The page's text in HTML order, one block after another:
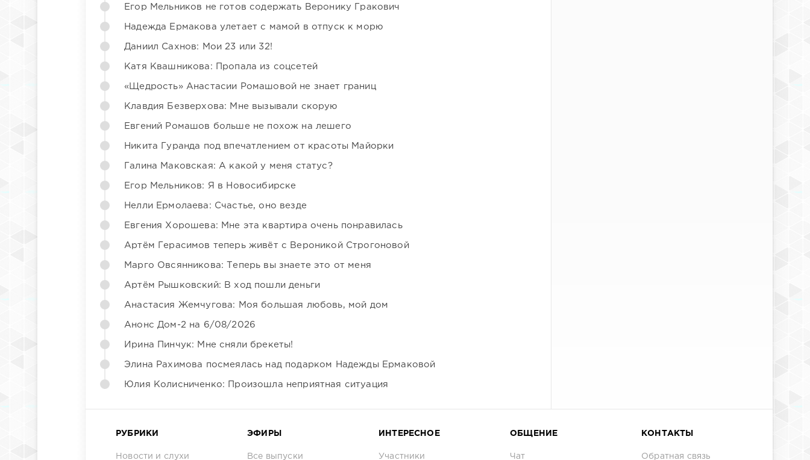
Егор Мельников не готов содержать Веронику Гракович
Надежда Ермакова улетает с мамой в отпуск к морю
Даниил Сахнов: Мои 23 или 32!
Катя Квашникова: Пропала из соцсетей
«Щедрость» Анастасии Ромашовой не знает границ
Клавдия Безверхова: Мне вызывали скорую
Евгений Ромашов больше не похож на лешего
Никита Гуранда под впечатлением от красоты Майорки
Галина Маковская: А какой у меня статус?
Егор Мельников: Я в Новосибирске
Нелли Ермолаева: Счастье, оно везде
Евгения Хорошева: Мне эта квартира очень понравилась
Артём Герасимов теперь живёт с Вероникой Строгоновой
Марго Овсянникова: Теперь вы знаете это от меня
Артём Рышковский: В ход пошли деньги
Анастасия Жемчугова: Моя большая любовь, мой дом
Анонс Дом-2 на 6/08/2026
Ирина Пинчук: Мне сняли брекеты!
Элина Рахимова посмеялась над подарком Надежды Ермаковой
Юлия Колисниченко: Произошла неприятная ситуация
РУБРИКИ
Новости и слухи
ЭФИРЫ
Все выпуски
ИНТЕРЕСНОЕ
Участники
ОБЩЕНИЕ
Чат
КОНТАКТЫ
Обратная связь